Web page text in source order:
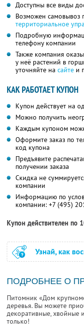
Доступны все виды
Возможен самовывоз
территориальное
Подробную
телефону компании
Также компания
у неё растений в
уточняйте на сайте и
КАК РАБОТАЕТ КУПОН
Купон действует на
Можно получить
Каждым купоном
Оформите заказ по
код купона
Предъявите
получении заказа
Скидка не
компании
Информацию по
компании: +7 (495)
Купон действителен по
Узнай, как
ПОДРОБНЕЕ О
Питомник «Дом
деревья. Вы можете
декоративные, хвойные
только!